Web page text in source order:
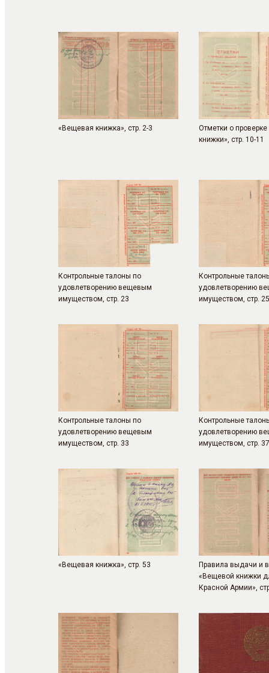
«Вещевая книжка», стр. 2-3
Отметки о
книжки», стр. 10-11
Контрольные талоны по
удовлетворению вещевым
имуществом, стр. 23
Контрольные
удовлетворению
имуществом, стр. 25
Контрольные талоны по
удовлетворению вещевым
имуществом, стр. 33
Контрольные
удовлетворению
имуществом, стр. 37
«Вещевая книжка», стр. 53
Правила выдачи и
«Вещевой книжки
Красной Армии»,